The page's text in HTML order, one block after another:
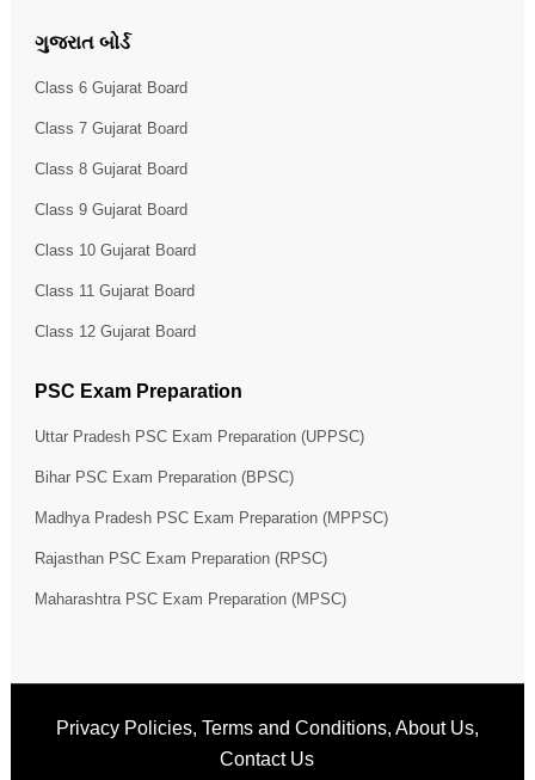
ગુજરાત બોર્ડ
Class 6 Gujarat Board
Class 7 Gujarat Board
Class 8 Gujarat Board
Class 9 Gujarat Board
Class 10 Gujarat Board
Class 11 Gujarat Board
Class 12 Gujarat Board
PSC Exam Preparation
Uttar Pradesh PSC Exam Preparation (UPPSC)
Bihar PSC Exam Preparation (BPSC)
Madhya Pradesh PSC Exam Preparation (MPPSC)
Rajasthan PSC Exam Preparation (RPSC)
Maharashtra PSC Exam Preparation (MPSC)
Privacy Policies, Terms and Conditions, About Us,
Contact Us